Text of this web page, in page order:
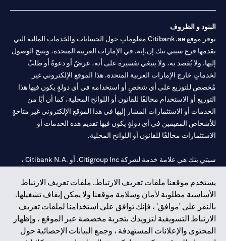
يستخدم موقعنا ملفات تعريف الارتباط. ملفات تعريف الارتباط
الأساسية مطلوبة لأمان وسلامة موقعنا ولا يمكن إيقاف تشغيلها.
بالنقر على 'موافق' ، فإنك توافق على استخدامنا لملفات تعريف
الارتباط التسويقية لتزويدك بتجربة مخصصة عبر الموقع ، وإظهار
المحتوى والإعلانات المستهدفة ، وجمع البيانات الإحصائية حول
البنود و الظروف
يوفر موقع Citibank.ae معلوماتٍ حول الحسابات والخدمات المالية التي
يقدمها فرع سيتي بنك إن.إيه. في الإمارات العربية المتحدة، ويتيح الوصول
إليها. ولا يُقصد به، ولا ينبغي تفسيره على أنه، عرضٌ أو دعوةٌ أو طلبٌ
لخدماتٍ خارج الإمارات العربية المتحدة. هذا الموقع الإلكتروني غير
مُخصص للتوزيع على أي شخصٍ أو استخدامه في أي دولةٍ يكون فيها هذا
التوزيع أو الاستخدام مخالفًا للقانون أو اللوائح المحلية، كما أن أيًا من
الخدمات أو الاستثمارات المشار إليها في هذا الموقع الإلكتروني غير متاحةٍ
للأشخاص المقيمين في أي دولةٍ يكون فيها تقديم هذه الخدمات أو
الاستثمارات مخالفًا للقانون أو اللوائح المحلية.
سيتي بنك هي علامة خدمة لشركة Citigroup Inc. أو .Citibank N.A ،
سيتي بنك إن. إيه. الإمارات مسجل لدى مصرف الإمارات المركزي تحت
أرقام التراخيص 202563 لفرع الوصل في دبي، 531989 لفرع مول
الإمارات في دبي، وCN-1002019لفرع أبوظبي. هاتف: 4000 311 04.
فرع سيتي بنك إن إيه - الإمارات العربية المتحدة مرخص من مصرف